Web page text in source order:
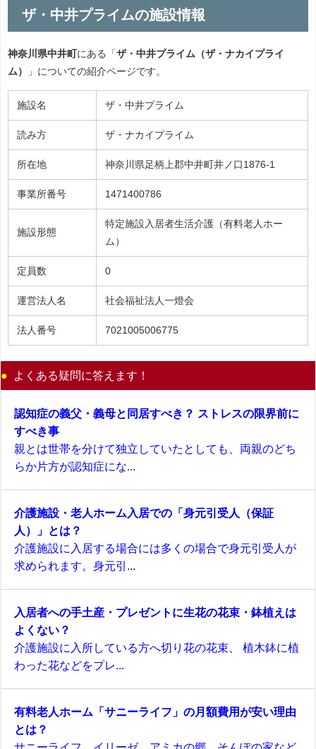
ザ・中井プライムの施設情報
神奈川県中井町 にある「 ザ・中井プライム（ザ・ナカイプライ
ム）
」についての紹介ページです。
施設名 ザ・中井プライム
読み方 ザ・ナカイプライム
所在地 神奈川県足柄上郡中井町井ノ口1876-1
事業所番号 1471400786
施設形態
特定施設入居者生活介護（有料老人ホー
ム）
定員数 0
運営法人名 社会福祉法人一燈会
法人番号 7021005006775
よくある疑問に答えます！
認知症の義父・義母と同居すべき？ ストレスの限界前に
すべき事
親とは世帯を分けて独立していたとしても、両親のどち
らか片方が認知症にな...
介護施設・老人ホーム入居での「身元引受人（保証
人）」とは？
介護施設に入居する場合には多くの場合で身元引受人が
求められます。身元引...
入居者への手土産・プレゼントに生花の花束・鉢植えは
よくない？
介護施設に入所している方へ切り花の花束、 植木鉢に植
わった花などをプレ...
有料老人ホーム「サニーライフ」の月額費用が安い理由
とは？